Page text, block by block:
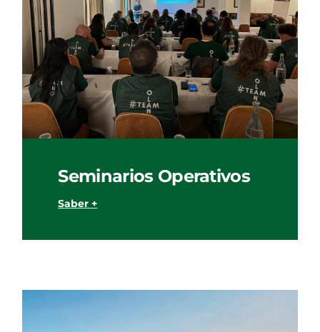
Seminarios Operativos
Saber +